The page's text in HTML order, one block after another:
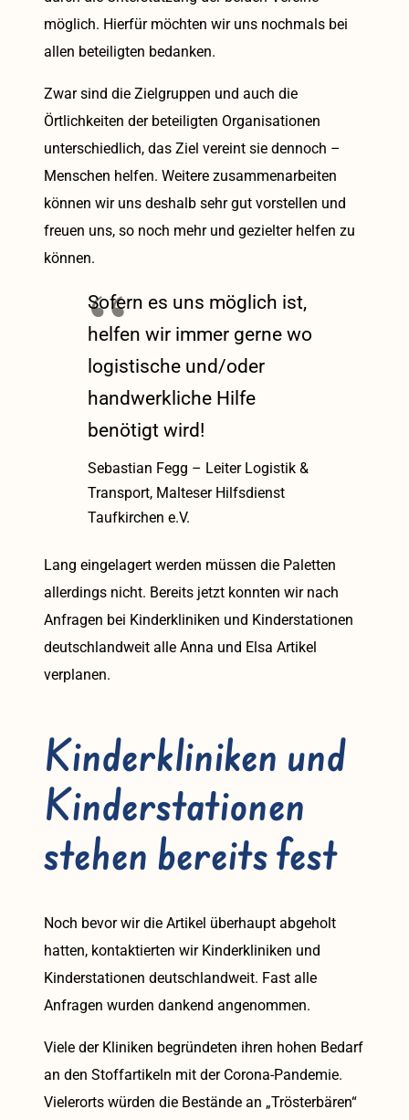
möglich. Hierfür möchten wir uns nochmals bei
allen beteiligten bedanken.
Zwar sind die Zielgruppen und auch die
Örtlichkeiten der beteiligten Organisationen
unterschiedlich, das Ziel vereint sie dennoch –
Menschen helfen. Weitere zusammenarbeiten
können wir uns deshalb sehr gut vorstellen und
freuen uns, so noch mehr und gezielter helfen zu
können.
Sofern es uns möglich ist,
helfen wir immer gerne wo
logistische und/oder
handwerkliche Hilfe
benötigt wird!
Sebastian Fegg – Leiter Logistik &
Transport, Malteser Hilfsdienst
Taufkirchen e.V.
Lang eingelagert werden müssen die Paletten
allerdings nicht. Bereits jetzt konnten wir nach
Anfragen bei Kinderkliniken und Kinderstationen
deutschlandweit alle Anna und Elsa Artikel
verplanen.
Kinderkliniken und
Kinderstationen
stehen bereits fest
Noch bevor wir die Artikel überhaupt abgeholt
hatten, kontaktierten wir Kinderkliniken und
Kinderstationen deutschlandweit. Fast alle
Anfragen wurden dankend angenommen.
Viele der Kliniken begründeten ihren hohen Bedarf
an den Stoffartikeln mit der Corona-Pandemie.
Vielerorts würden die Bestände an „Trösterbären“